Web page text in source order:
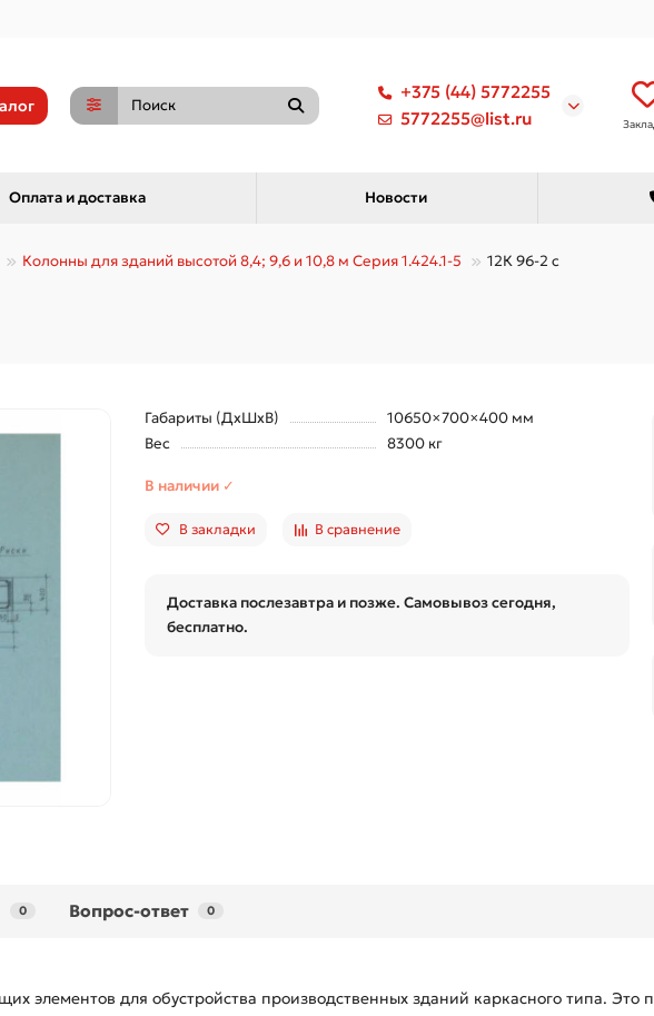
+375 (44) 5772255
5772255@list.ru
Оплата и доставка Новости
Колонны для зданий высотой 8,4; 9,6 и 10,8 м Серия 1.424.1-5 12К 96-2 с
Габариты (ДхШхВ)
10650×700×400 мм
Вес
8300 кг
В наличии ✓
В закладки В сравнение
Доставка послезавтра и позже. Самовывоз сегодня,
бесплатно.
0 Вопрос-ответ 0
элементов для обустройства производственных зданий каркасного типа. Это